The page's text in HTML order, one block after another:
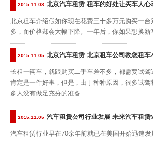
2015.11.08 北京汽车租赁 租车的好处让买车人心
北京租车介绍假如你现在花费三十多万元购买一
多，而价格却会大幅下降。一年后，你如果想换新
2015.11.05 北京汽车租赁 北京租车公司教您租车
长租一辆车，就跟购买二手车差不多，都需要试
肯定是一件好事，但是，由于种种原因，很多试
多人没有做足充分的准备
2015.11.05 汽车租赁公司行业发展 未来汽车租赁
汽车租赁行业早在70余年前就已在美国开始迅速